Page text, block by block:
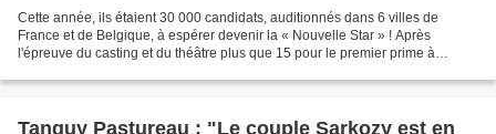
Cette année, ils étaient 30 000 candidats, auditionnés dans 6 villes de
France et de Belgique, à espérer devenir la « Nouvelle Star » ! Après
l'épreuve du casting et du théâtre plus que 15 pour le premier prime à
Tanguy Pastureau : "Le couple Sarkozy est en